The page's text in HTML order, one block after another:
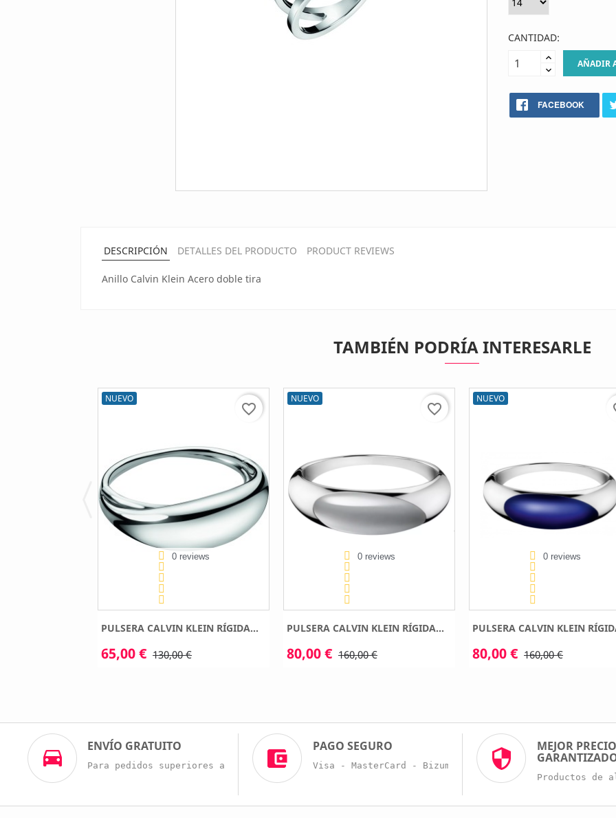
CANTIDAD:
AÑADIR
FACEBOOK
DESCRIPCIÓN DETALLES DEL PRODUCTO PRODUCT REVIEWS
Anillo Calvin Klein Acero doble tira
TAMBIÉN PODRÍA INTERESARLE
NUEVO
0 reviews
PULSERA CALVIN KLEIN RÍGIDA...
65,00 € 130,00 €
favorite_border
NUEVO
0 reviews
PULSERA CALVIN KLEIN RÍGIDA...
80,00 € 160,00 €
favorite_border
NUEVO
0 reviews
PULSERA CALVIN KLEIN
80,00 € 160,00 €
ENVÍO GRATUITO
Para pedidos superiores a 60€
PAGO SEGURO
Visa - MasterCard - Bizum - Trans. Bancaria
MEJOR PRECIO
Productos de